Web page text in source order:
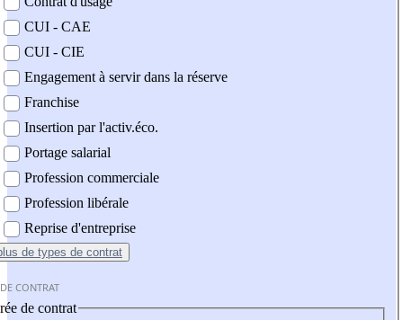
CUI - CAE
CUI - CIE
Engagement à servir dans la réserve
Franchise
Insertion par l'activ.éco.
Portage salarial
Profession commerciale
Profession libérale
Reprise d'entreprise
de types de contrat
CONTRAT
de contrat